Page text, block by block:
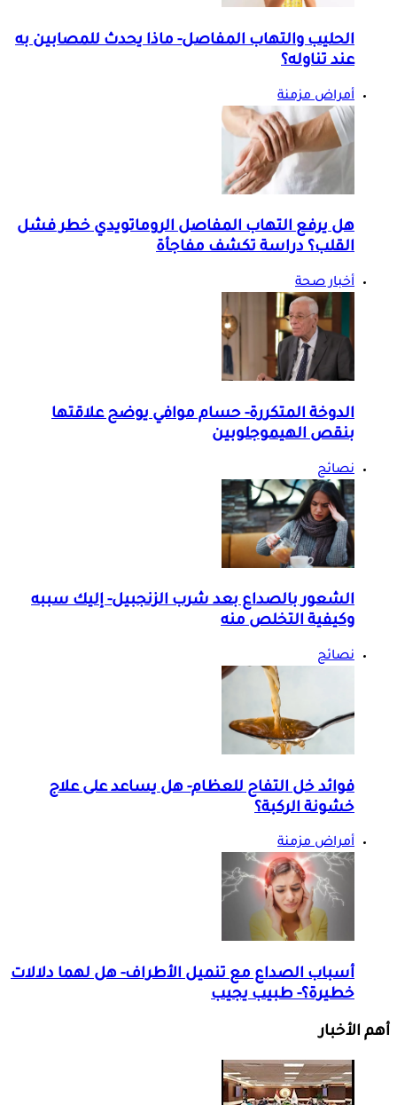
الحليب والتهاب المفاصل- ماذا يحدث للمصابين به
عند تناوله؟
أمراض مزمنة
هل يرفع التهاب المفاصل الروماتويدي خطر فشل
القلب؟ دراسة تكشف مفاجأة
أخبار صحة
الدوخة المتكررة- حسام موافي يوضح علاقتها
بنقص الهيموجلوبين
نصائح
الشعور بالصداع بعد شرب الزنجبيل- إليك سببه
وكيفية التخلص منه
نصائح
فوائد خل التفاح للعظام- هل يساعد على علاج
خشونة الركبة؟
أمراض مزمنة
أسباب الصداع مع تنميل الأطراف- هل لهما دلالات
خطيرة؟- طبيب يجيب
أهم الأخبار